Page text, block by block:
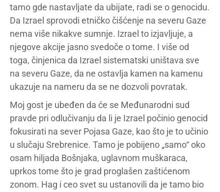
tamo gde nastavljate da ubijate, radi se o genocidu.
Da Izrael sprovodi etničko čišćenje na severu Gaze
nema više nikakve sumnje. Izrael to izjavljuje, a
njegove akcije jasno svedoče o tome. I više od
toga, činjenica da Izrael sistematski uništava sve
na severu Gaze, da ne ostavlja kamen na kamenu
ukazuje na nameru da se ne dozvoli povratak.
Moj gost je ubeđen da će se Međunarodni sud
pravde pri odlučivanju da li je Izrael počinio genocid
fokusirati na sever Pojasa Gaze, kao što je to učinio
u slučaju Srebrenice. Tamo je pobijeno „samo“ oko
osam hiljada Bošnjaka, uglavnom muškaraca,
uprkos tome što je grad proglašen zaštićenom
zonom. Hag i ceo svet su ustanovili da je tamo bio